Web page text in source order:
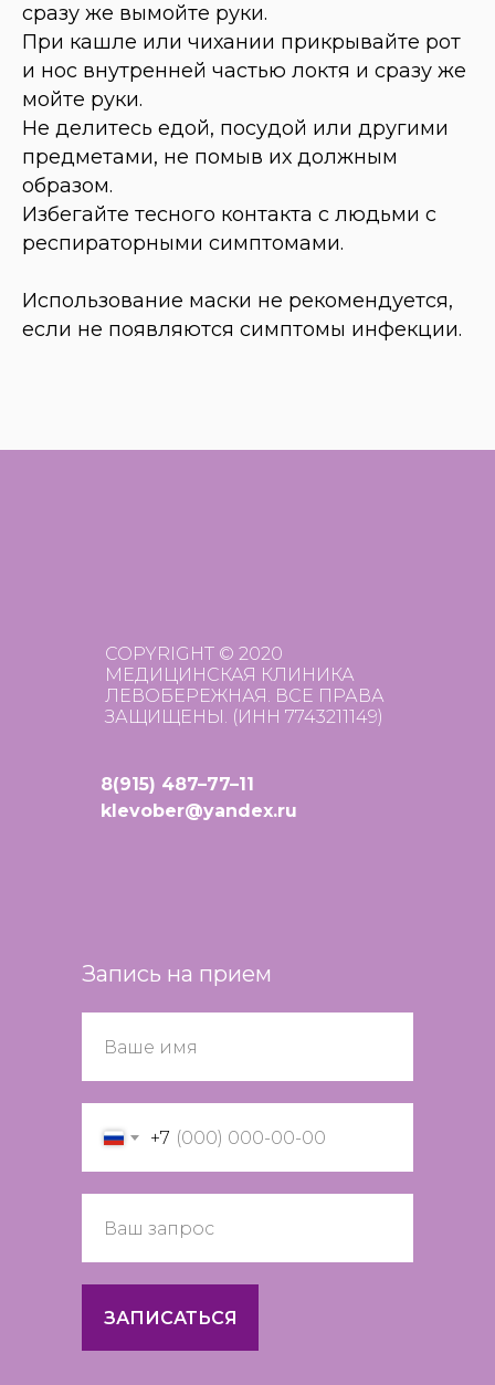
сразу же вымойте руки.
При кашле или чихании прикрывайте рот
и нос внутренней частью локтя и сразу же
мойте руки.
Не делитесь едой, посудой или другими
предметами, не помыв их должным
образом.
Избегайте тесного контакта с людьми с
респираторными симптомами.
Использование маски не рекомендуется,
если не появляются симптомы инфекции.
Запись на прием
+7
ЗАПИСАТЬСЯ
COPYRIGHT © 2020
МЕДИЦИНСКАЯ КЛИНИКА
ЛЕВОБЕРЕЖНАЯ. ВСЕ ПРАВА
ЗАЩИЩЕНЫ. (ИНН 7743211149)
8(915) 487–77–11
klevober@yandex.ru